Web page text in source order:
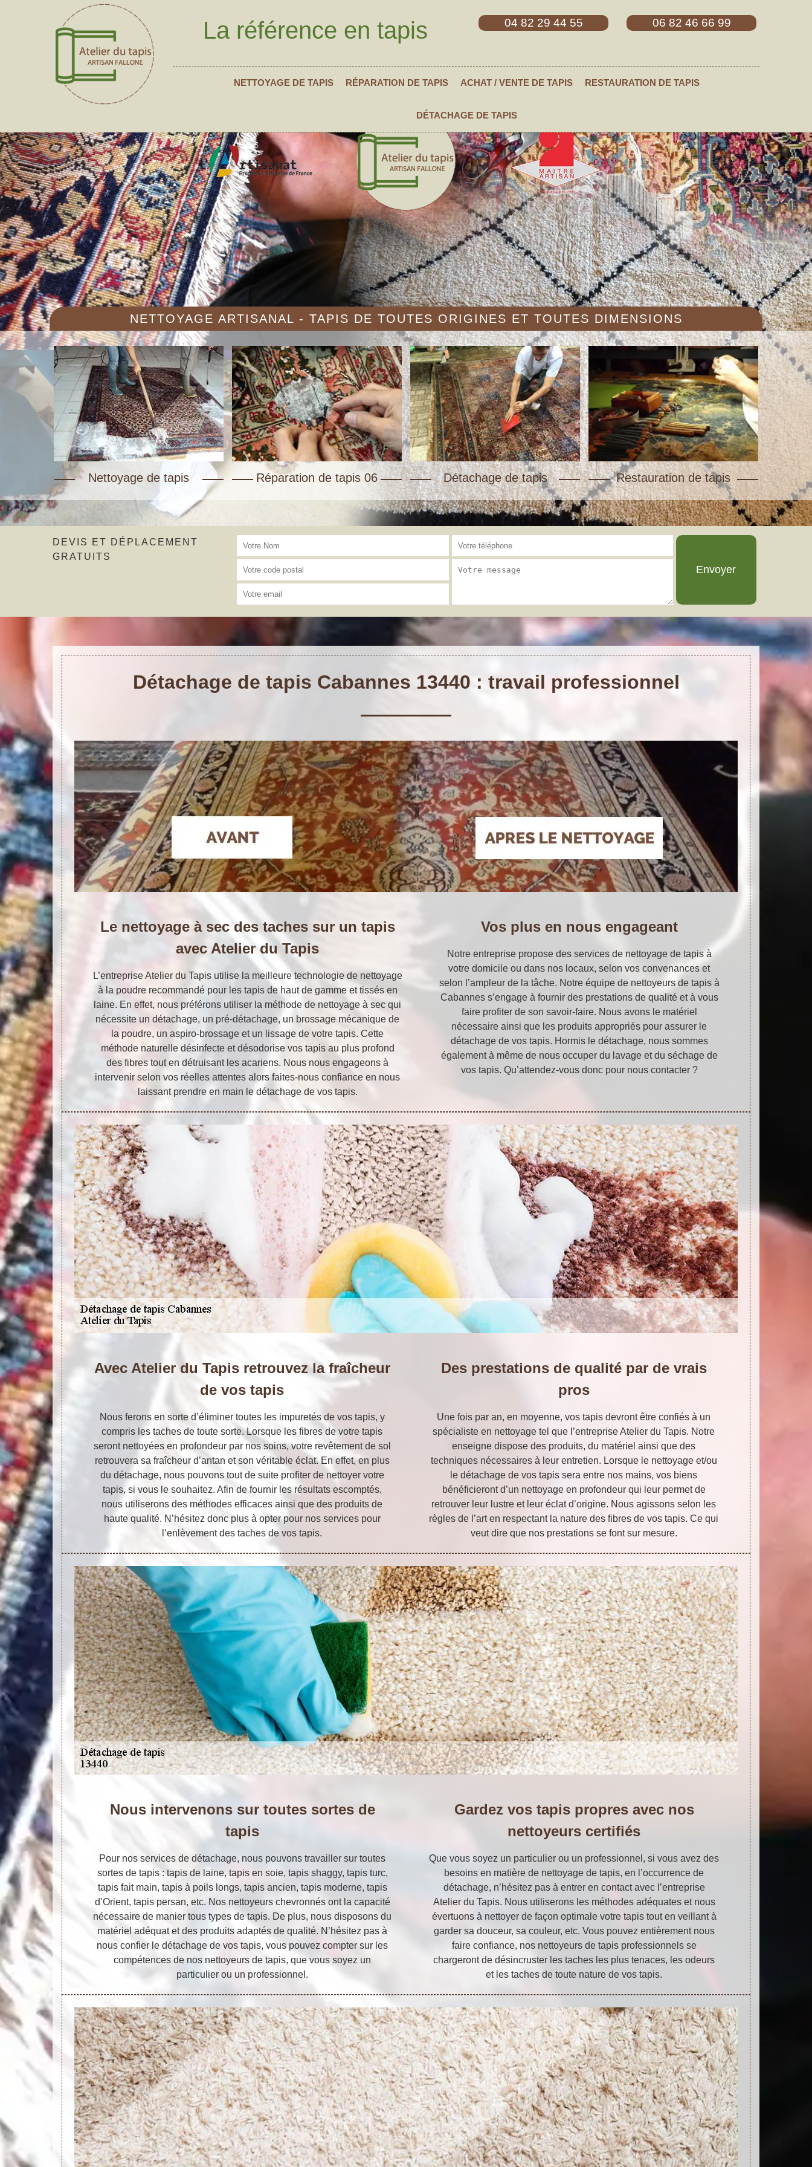
La référence en tapis 04 82 29 44 55 06 82 46 66 99
NETTOYAGE DE TAPIS RÉPARATION DE TAPIS ACHAT / VENTE DE TAPIS RESTAURATION DE TAPIS
DÉTACHAGE DE TAPIS
NETTOYAGE ARTISANAL - TAPIS DE TOUTES ORIGINES ET TOUTES DIMENSIONS
Nettoyage de tapis Réparation de tapis 06 Détachage de tapis Restauration de tapis
DEVIS ET DÉPLACEMENT
GRATUITS
Détachage de tapis Cabannes 13440 : travail professionnel
Le nettoyage à sec des taches sur un tapis
avec Atelier du Tapis
L’entreprise Atelier du Tapis utilise la meilleure technologie de nettoyage
à la poudre recommandé pour les tapis de haut de gamme et tissés en
laine. En effet, nous préférons utiliser la méthode de nettoyage à sec qui
nécessite un détachage, un pré-détachage, un brossage mécanique de
la poudre, un aspiro-brossage et un lissage de votre tapis. Cette
méthode naturelle désinfecte et désodorise vos tapis au plus profond
des fibres tout en détruisant les acariens. Nous nous engageons à
intervenir selon vos réelles attentes alors faites-nous confiance en nous
laissant prendre en main le détachage de vos tapis.
Vos plus en nous engageant
Notre entreprise propose des services de nettoyage de tapis à
votre domicile ou dans nos locaux, selon vos convenances et
selon l’ampleur de la tâche. Notre équipe de nettoyeurs de tapis à
Cabannes s’engage à fournir des prestations de qualité et à vous
faire profiter de son savoir-faire. Nous avons le matériel
nécessaire ainsi que les produits appropriés pour assurer le
détachage de vos tapis. Hormis le détachage, nous sommes
également à même de nous occuper du lavage et du séchage de
vos tapis. Qu’attendez-vous donc pour nous contacter ?
Avec Atelier du Tapis retrouvez la fraîcheur
de vos tapis
Nous ferons en sorte d’éliminer toutes les impuretés de vos tapis, y
compris les taches de toute sorte. Lorsque les fibres de votre tapis
seront nettoyées en profondeur par nos soins, votre revêtement de sol
retrouvera sa fraîcheur d’antan et son véritable éclat. En effet, en plus
du détachage, nous pouvons tout de suite profiter de nettoyer votre
tapis, si vous le souhaitez. Afin de fournir les résultats escomptés,
nous utiliserons des méthodes efficaces ainsi que des produits de
haute qualité. N’hésitez donc plus à opter pour nos services pour
l’enlèvement des taches de vos tapis.
Des prestations de qualité par de vrais
pros
Une fois par an, en moyenne, vos tapis devront être confiés à un
spécialiste en nettoyage tel que l’entreprise Atelier du Tapis. Notre
enseigne dispose des produits, du matériel ainsi que des
techniques nécessaires à leur entretien. Lorsque le nettoyage et/ou
le détachage de vos tapis sera entre nos mains, vos biens
bénéficieront d’un nettoyage en profondeur qui leur permet de
retrouver leur lustre et leur éclat d’origine. Nous agissons selon les
règles de l’art en respectant la nature des fibres de vos tapis. Ce qui
veut dire que nos prestations se font sur mesure.
Nous intervenons sur toutes sortes de
tapis
Pour nos services de détachage, nous pouvons travailler sur toutes
sortes de tapis : tapis de laine, tapis en soie, tapis shaggy, tapis turc,
tapis fait main, tapis à poils longs, tapis ancien, tapis moderne, tapis
d’Orient, tapis persan, etc. Nos nettoyeurs chevronnés ont la capacité
nécessaire de manier tous types de tapis. De plus, nous disposons du
matériel adéquat et des produits adaptés de qualité. N’hésitez pas à
nous confier le détachage de vos tapis, vous pouvez compter sur les
compétences de nos nettoyeurs de tapis, que vous soyez un
particulier ou un professionnel.
Gardez vos tapis propres avec nos
nettoyeurs certifiés
Que vous soyez un particulier ou un professionnel, si vous avez des
besoins en matière de nettoyage de tapis, en l’occurrence de
détachage, n’hésitez pas à entrer en contact avec l’entreprise
Atelier du Tapis. Nous utiliserons les méthodes adéquates et nous
évertuons à nettoyer de façon optimale votre tapis tout en veillant à
garder sa douceur, sa couleur, etc. Vous pouvez entièrement nous
faire confiance, nos nettoyeurs de tapis professionnels se
chargeront de désincruster les taches les plus tenaces, les odeurs
et les taches de toute nature de vos tapis.